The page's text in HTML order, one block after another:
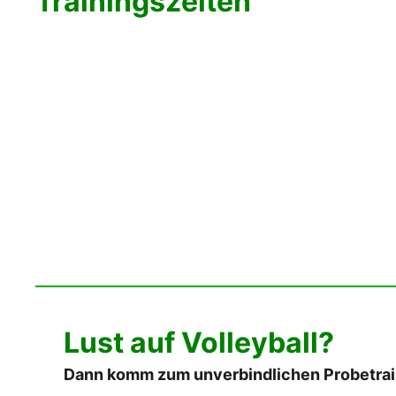
Lust auf Volleyball?
Dann komm zum unverbindlichen